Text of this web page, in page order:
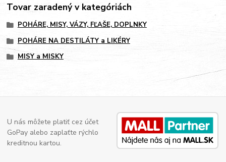
Tovar zaradený v kategóriách
POHÁRE, MISY, VÁZY, FĽAŠE, DOPLNKY
POHÁRE NA DESTILÁTY a LIKÉRY
MISY a MISKY
U nás môžete platiť cez účet
GoPay alebo zaplaťte rýchlo
kreditnou kartou.